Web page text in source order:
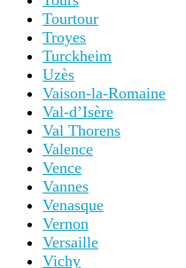
Tourtour
Troyes
Turckheim
Uzès
Vaison-la-Romaine
Val-d’Isère
Val Thorens
Valence
Vence
Vannes
Venasque
Vernon
Versaille
Vichy